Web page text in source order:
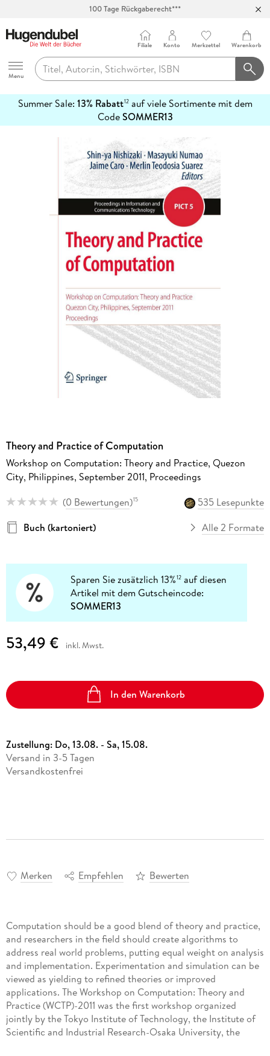
Hugendubel
Menu
Filiale Konto Merkzettel Warenkorb
Summer Sale: 13% Rabatt12auf viele Sortimente mit dem
CodeSOMMER13
erfahren
Theory and Practice of Computation
Workshop on Computation: Theory and Practice, Quezon
City, Philippines, September 2011, Proceedings
(0 Bewertungen)15
535 Lesepunkte
Buch (kartoniert)
Alle 2 Formate
Sparen Sie zusätzlich 13%12 auf diesen
Artikel mit dem Gutscheincode:
SOMMER13
53,49 € inkl. Mwst.
In den Warenkorb
Zustellung: Do, 13.08. - Sa, 15.08.
Versand in 3-5 Tagen
Versandkostenfrei
Merken Empfehlen Bewerten
Computation should be a good blend of theory and practice,
and researchers in the field should create algorithms to
address real world problems, putting equal weight on analysis
and implementation. Experimentation and simulation can be
viewed as yielding to refined theories or improved
applications. The Workshop on Computation: Theory and
Practice (WCTP)-2011 was the first workshop organized
jointly by the Tokyo Institute of Technology, the Institute of
Scientific and Industrial Research-Osaka University, the